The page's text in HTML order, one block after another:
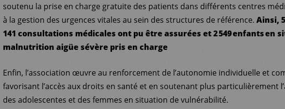
soutenu la prise en charge gratuite des patients dans différents centres
à la gestion des urgences vitales au sein des structures de référence. Ainsi,
141 consultations médicales ont pu être assurées et 2 549 enfants en
malnutrition aigüe sévère pris en charge
Enfin, l’association œuvre au renforcement de l’autonomie individuelle et
favorisant l’accès aux droits en santé et en soutenant plus particulièrement
des adolescentes et des femmes en situation de vulnérabilité.